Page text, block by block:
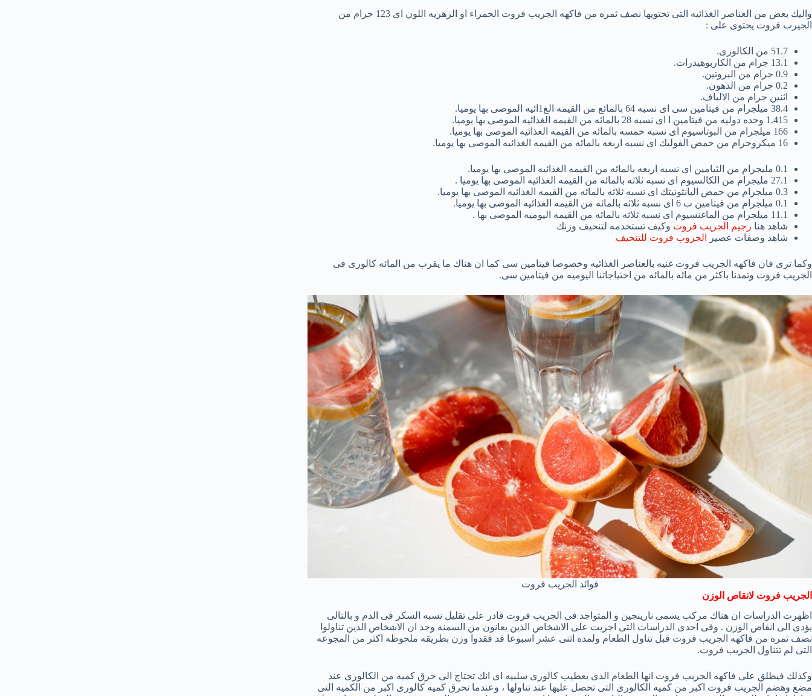
واليك بعض من العناصر الغذائيه التى تحتويها نصف ثمره من فاكهه الجريب فروت الحمراء او الزهريه اللون اى 123 جرام من
الجيرب فروت يحتوى على :
51.7 من الكالورى.
13.1 جرام من الكاربوهيدرات.
0.9 جرام من البروتين.
0.2 جرام من الدهون.
اثنين جرام من الالياف.
38.4 ميلجرام من فيتامين سى اى نسبه 64 بالمائع من القيمه الغ1ائيه الموصى بها يوميا.
1.415 وحده دوليه من فيتامين ا اى نسبه 28 بالمائه من القيمه الغذائيه الموصى بها يوميا.
166 ميلجرام من البوتاسيوم اى نسبه خمسه بالمائه من القيمه الغذائيه الموصى بها يوميا.
16 ميكروجرام من حمض الفوليك اى نسبه اربعه بالمائه من القيمه الغذائيه الموصى بها يوميا.
0.1 مليجرام من الثيامين اى نسبه اربعه بالمائه من القيمه الغذائيه الموصى بها يوميا.
27.1 مليجرام من الكالسيوم اى نسبه ثلاثه بالمائه من القيمه الغذائيه الموصى بها يوميا .
0.3 ميلجرام من حمض البانثونيتك اى نسبه ثلاثه بالمائه من القيمه الغذائيه الموصى بها يوميا.
0.1 ميلجرام من فيتامين ب 6 اى نسبه ثلاثه بالمائه من القيمه الغذائيه الموصى بها يوميا.
11.1 ميلجرام من الماغنسيوم اى نسبه ثلاثه بالمائه من القيمه اليوميه الموصى بها .
شاهد هنا رجيم الجريب فروت وكيف تستخدمه لتنحيف وزنك
شاهد وصفات عصير
الجروب فروت للتنحيف
وكما ترى فان فاكهه الجريب فروت غنيه بالعناصر الغذائيه وخصوصا فيتامين سى كما ان هناك ما يقرب من المائه كالورى فى
الجريب فروت وتمدنا باكثر من مائه بالمائه من احتياجاتنا اليوميه من فيتامين سى.
فوائد الجريب فروت
الجريب فروت لانقاص الوزن
اظهرت الدراسات ان هناك مركب يسمى نارينجين و المتواجد فى الجريب فروت قادر على تقليل نسبه السكر فى الدم و بالتالى
يؤدى الى انقاص الوزن . وفى احدى الدراسات التى اجريت على الاشخاص الذين يعانون من السمنه وجد ان الاشخاص الذين تناولوا
نصف ثمره من فاكهه الجريب فروت قبل تناول الطعام ولمده اثنى عشر اسبوعا قد فقدوا وزن بطريقه ملحوظه اكثر من المجوعه
التى لم تتناول الجريب فروت.
وكذلك فيطلق على فاكهه الجريب فروت انها الطعام الذى يعطيب كالورى سلبيه اى انك تحتاج الى حرق كميه من الكالورى عند
مضغ وهضم الجريب فروت اكبر من كميه الكالورى التى تحصل عليها عند تناولها ، وعندما نحرق كميه كالورى اكبر من الكميه التى